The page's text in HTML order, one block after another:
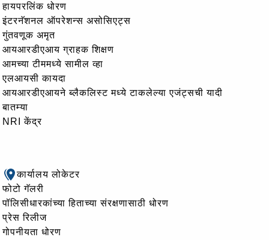
हायपरलिंक धोरण
इंटरनॅशनल ऑपरेशन्स असोसिएट्स
गुंतवणूक अमृत
आयआरडीएआय ग्राहक शिक्षण
आमच्या टीममध्ये सामील व्हा
एलआयसी कायदा
आयआरडीएआयने ब्लैकलिस्ट मध्ये टाकलेल्या एजंट्सची यादी
बातम्या
NRI केंद्र
कार्यालय लोकेटर
फोटो गॅलरी
पॉलिसीधारकांच्या हिताच्या संरक्षणासाठी धोरण
प्रेस रिलीज
गोपनीयता धोरण